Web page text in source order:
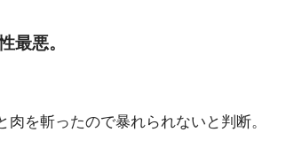
最悪。
を斬ったので暴れられないと判断。